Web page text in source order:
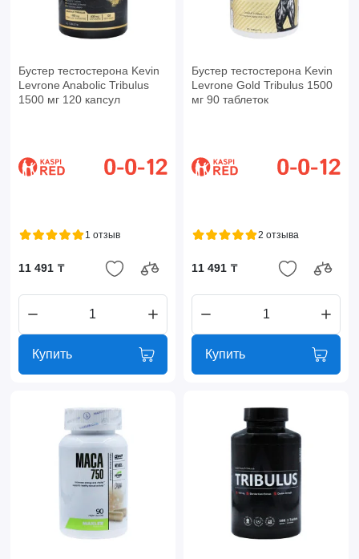
Бустер тестостерона Kevin
Levrone Anabolic Tribulus
1500 мг 120 капсул
1 отзыв
11 491 ₸
Купить
Бустер тестостерона Kevin
Levrone Gold Tribulus 1500
мг 90 таблеток
2 отзыва
11 491 ₸
Купить